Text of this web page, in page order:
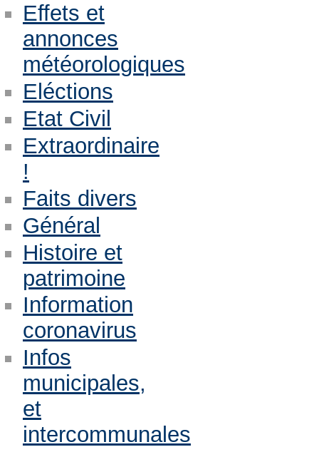
Effets et
annonces
météorologiques
Eléctions
Etat Civil
Extraordinaire
!
Faits divers
Général
Histoire et
patrimoine
Information
coronavirus
Infos
municipales,
et
intercommunales